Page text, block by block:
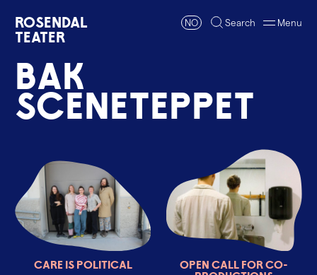
Rosendal
Teater
NO Search Menu
Bak
sceneteppet
Care is political
Open call for co-